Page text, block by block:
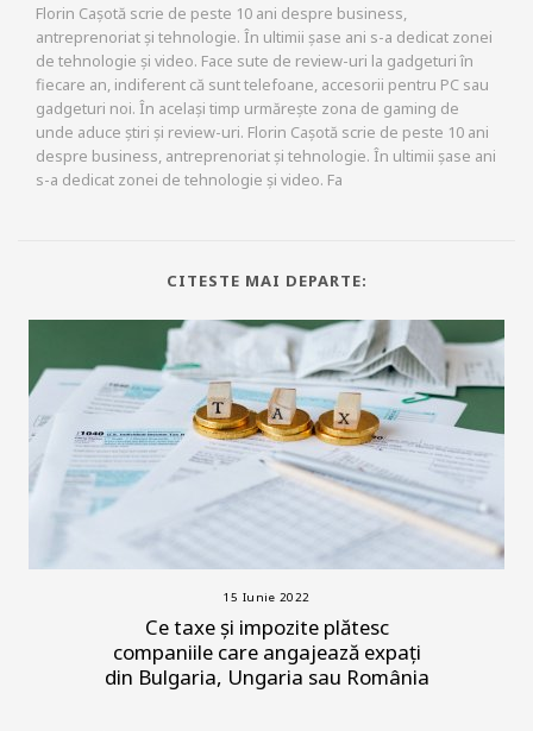
Florin Cașotă scrie de peste 10 ani despre business,
antreprenoriat și tehnologie. În ultimii șase ani s-a dedicat zonei
de tehnologie și video. Face sute de review-uri la gadgeturi în
fiecare an, indiferent că sunt telefoane, accesorii pentru PC sau
gadgeturi noi. În același timp urmărește zona de gaming de
unde aduce știri și review-uri. Florin Cașotă scrie de peste 10 ani
despre business, antreprenoriat și tehnologie. În ultimii șase ani
s-a dedicat zonei de tehnologie și video. Fa
CITESTE MAI DEPARTE:
15 Iunie 2022
Ce taxe și impozite plătesc
companiile care angajează expați
din Bulgaria, Ungaria sau România